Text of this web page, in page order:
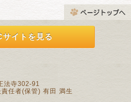
サイトを見る
法寺302-91
任者(保管) 有田 満生